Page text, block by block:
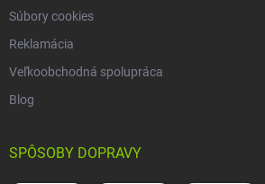
Súbory cookies
Reklamácia
Veľkoobchodná spolupráca
Blog
SPÔSOBY DOPRAVY